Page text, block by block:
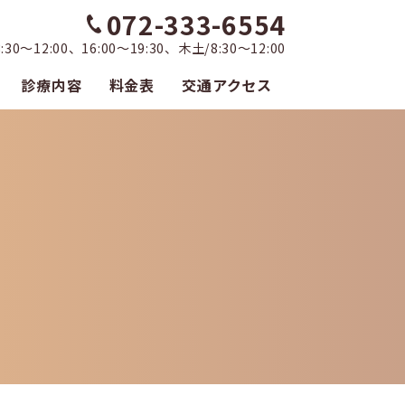
072-333-6554
～12:00、16:00～19:30、木土/8:30～12:00
診療内容 料金表 交通アクセス